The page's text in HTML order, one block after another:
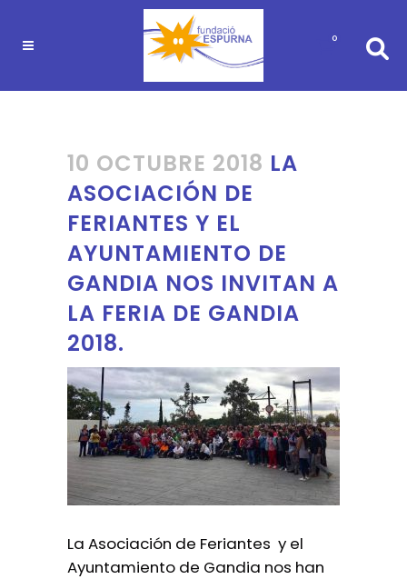
0
10 OCTUBRE 2018 LA
ASOCIACIÓN DE
FERIANTES Y EL
AYUNTAMIENTO DE
GANDIA NOS INVITAN A
LA FERIA DE GANDIA
2018.
La Asociación de Feriantes y el
Ayuntamiento de Gandia nos han